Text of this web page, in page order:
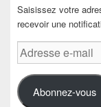
Saisissez votre
recevoir une
Adresse
e-
mail
Abonnez-vous